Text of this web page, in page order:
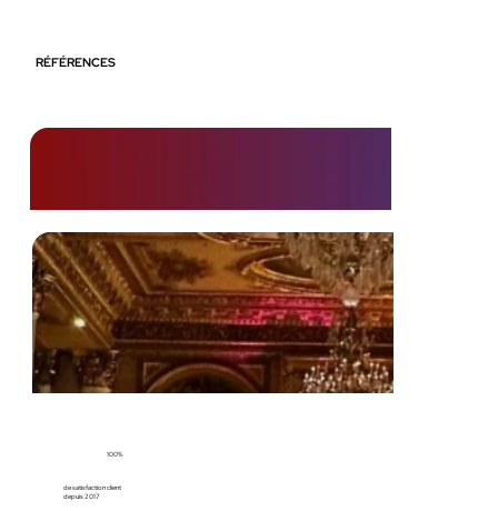
RÉFÉRENCES
100%
de satisfaction client
depuis 2017